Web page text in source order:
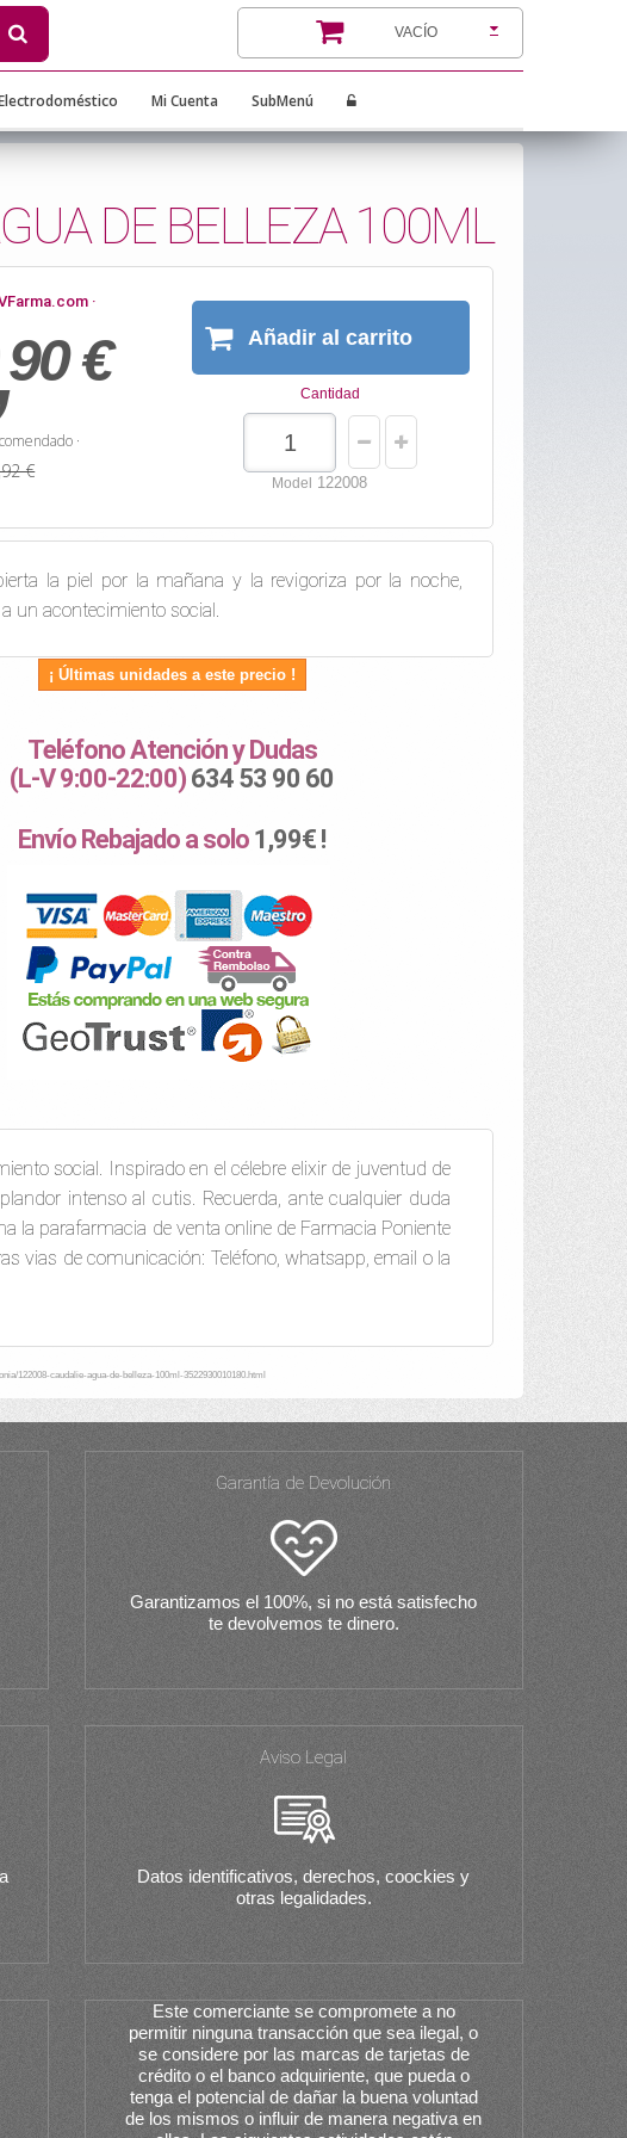
VACÍO
Mi Cuenta SubMenú
DE BELLEZA 100ML
·
90 €
·
€
Añadir al carrito
Cantidad
Model 122008
la piel por la mañana y la revigoriza por la noche,
un acontecimiento social.
¡ Últimas unidades a este precio !
Teléfono Atención y Dudas
(L-V 9:00-22:00) 634 53 90 60
Envío Rebajado a solo 1,99€ !
social. Inspirado en el célebre elixir de juventud de
intenso al cutis. Recuerda, ante cualquier duda
la parafarmacia de venta online de Farmacia Poniente
vias de comunicación: Teléfono, whatsapp, email o la
122008-caudalie-agua-de-belleza-100ml-3522930010180.html
Garantía de Devolución
Garantizamos el 100%, si no está satisfecho
te devolvemos te dinero.
Aviso Legal
Datos identificativos, derechos, coockies y
otras legalidades.
Este comerciante se compromete a no
permitir ninguna transacción que sea ilegal, o
se considere por las marcas de tarjetas de
crédito o el banco adquiriente, que pueda o
tenga el potencial de dañar la buena voluntad
de los mismos o influir de manera negativa en